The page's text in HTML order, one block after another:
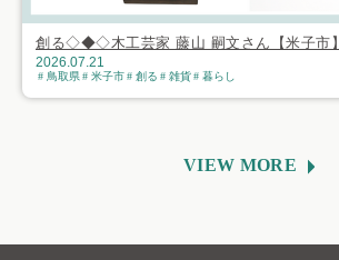
創る◇◆◇木工芸家 藤山 嗣文さん【米子市】
2026.07.21
鳥取県 米子市 創る 雑貨 暮らし
VIEW MORE